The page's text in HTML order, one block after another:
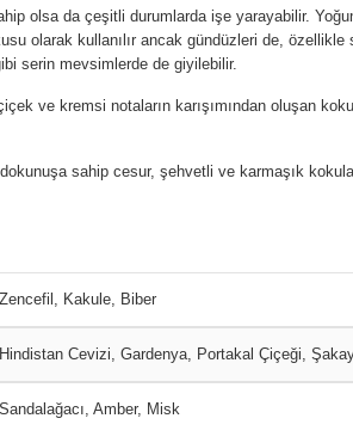
olsa da çeşitli durumlarda işe yarayabilir.
olarak kullanılır ancak gündüzleri de, özellikle
serin mevsimlerde de giyilebilir.
ve kremsi notaların karışımından oluşan
sahip cesur, şehvetli ve karmaşık
Zencefil, Kakule, Biber
Hindistan Cevizi, Gardenya, Portakal Çiçeği,
Sandalağacı, Amber, Misk